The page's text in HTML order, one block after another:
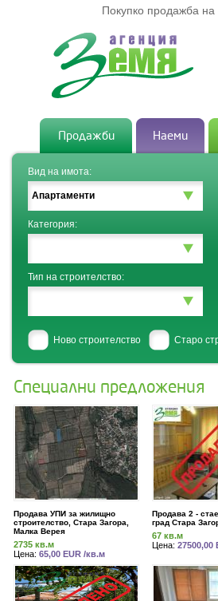
Покупко продажба
Продажби Наеми
Вид на имота:
Апартаменти
Категория:
Тип на строителство:
Ново строителство Старо
Специални предложения
Продава УПИ за жилищно
строителство, Стара Загора,
Малка Верея
2735 кв.м
Цена: 65,00 EUR /кв.м
Продава 2 -
град Стара
67 кв.м
Цена: 27500,00